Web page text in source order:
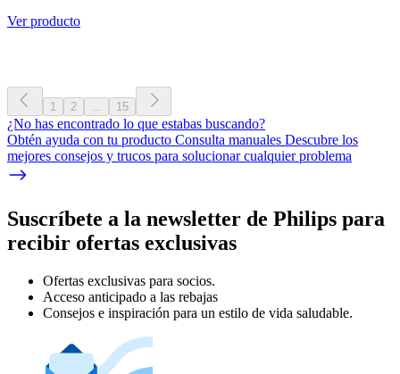
Ver producto
1 2 ... 15
¿No has encontrado lo que estabas buscando?
Obtén ayuda con tu producto Consulta manuales Descubre los
mejores consejos y trucos para solucionar cualquier problema
Suscríbete a la newsletter de Philips para
recibir ofertas exclusivas
Ofertas exclusivas para socios.
Acceso anticipado a las rebajas
Consejos e inspiración para un estilo de vida saludable.